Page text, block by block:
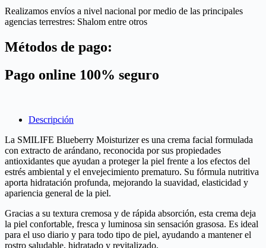
Realizamos envíos a nivel nacional por medio de las principales
agencias terrestres: Shalom entre otros
Métodos de pago:
Pago online 100% seguro
Descripción
La SMILIFE Blueberry Moisturizer es una crema facial formulada
con extracto de arándano, reconocida por sus propiedades
antioxidantes que ayudan a proteger la piel frente a los efectos del
estrés ambiental y el envejecimiento prematuro. Su fórmula nutritiva
aporta hidratación profunda, mejorando la suavidad, elasticidad y
apariencia general de la piel.
Gracias a su textura cremosa y de rápida absorción, esta crema deja
la piel confortable, fresca y luminosa sin sensación grasosa. Es ideal
para el uso diario y para todo tipo de piel, ayudando a mantener el
rostro saludable, hidratado y revitalizado.